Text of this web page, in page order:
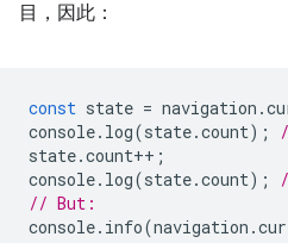
目，因此：
const state = navigation .
console. log(state.count);
state.count++ ;
console. log(state.count);
// But:
console. info(navigation .